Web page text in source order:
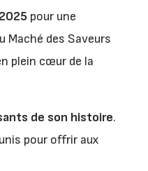
pour une
des Saveurs
plein cœur de la
de son histoire.
pour offrir aux